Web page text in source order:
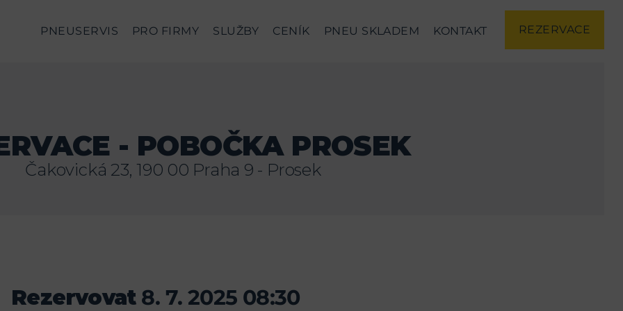
PNEUSERVIS PRO FIRMY SLUŽBY CENÍK PNEU SKLADEM KONTAKT REZERVACE
- POBOČKA PROSEK
Čakovická 23, 190 00 Praha 9 - Prosek
Rezervovat 8. 7. 2025 08:30